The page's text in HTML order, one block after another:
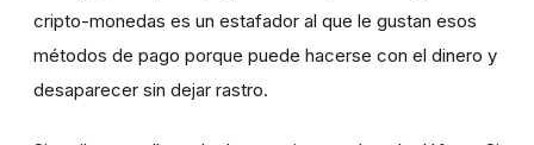
cripto-monedas es un estafador al que le gustan esos
métodos de pago porque puede hacerse con el dinero y
desaparecer sin dejar rastro.